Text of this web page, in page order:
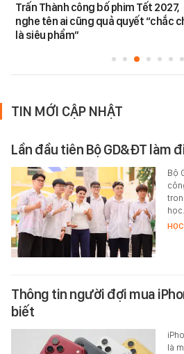
Trấn Thành công bố phim Tết 2027,
nghe tên ai cũng quả quyết “chắc
là siêu phẩm”
TIN MỚI CẬP NHẬT
Lần đầu tiên Bộ GD&ĐT làm
Bộ
học.
Thông tin người đợi mua
biết
là